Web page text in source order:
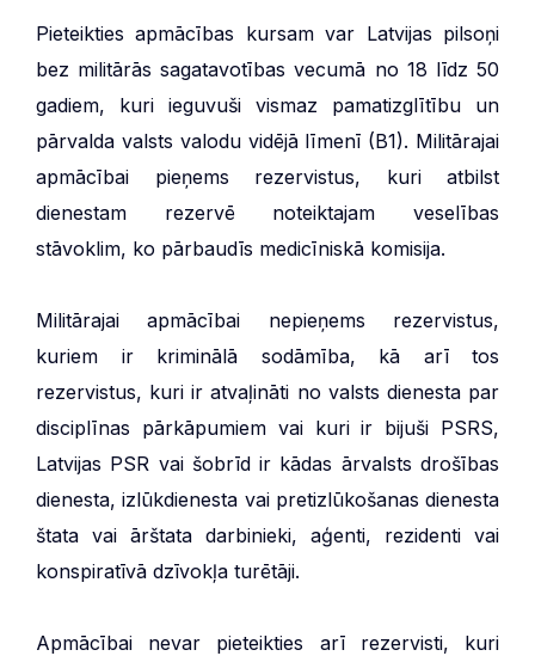
Pieteikties apmācības kursam var Latvijas pilsoņi
bez militārās sagatavotības vecumā no 18 līdz 50
gadiem, kuri ieguvuši vismaz pamatizglītību un
pārvalda valsts valodu vidējā līmenī (B1). Militārajai
apmācībai pieņems rezervistus, kuri atbilst
dienestam rezervē noteiktajam veselības
stāvoklim, ko pārbaudīs medicīniskā komisija.
Militārajai apmācībai nepieņems rezervistus,
kuriem ir kriminālā sodāmība, kā arī tos
rezervistus, kuri ir atvaļināti no valsts dienesta par
disciplīnas pārkāpumiem vai kuri ir bijuši PSRS,
Latvijas PSR vai šobrīd ir kādas ārvalsts drošības
dienesta, izlūkdienesta vai pretizlūkošanas dienesta
štata vai ārštata darbinieki, aģenti, rezidenti vai
konspiratīvā dzīvokļa turētāji.
Apmācībai nevar pieteikties arī rezervisti, kuri